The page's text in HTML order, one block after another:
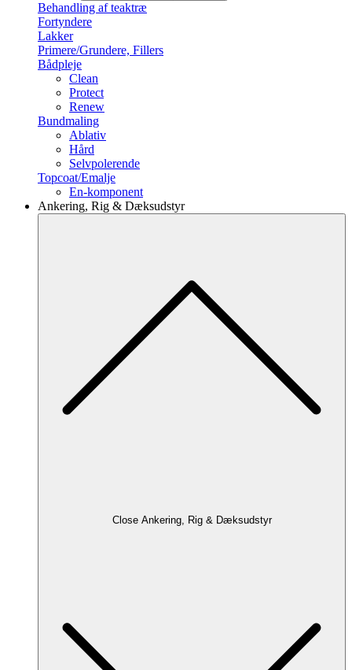
Behandling af teaktræ
Fortyndere
Lakker
Primere/Grundere, Fillers
Bådpleje
Clean
Protect
Renew
Bundmaling
Ablativ
Hård
Selvpolerende
Topcoat/Emalje
En-komponent
Ankering, Rig & Dæksudstyr
Close Ankering, Rig & Dæksudstyr